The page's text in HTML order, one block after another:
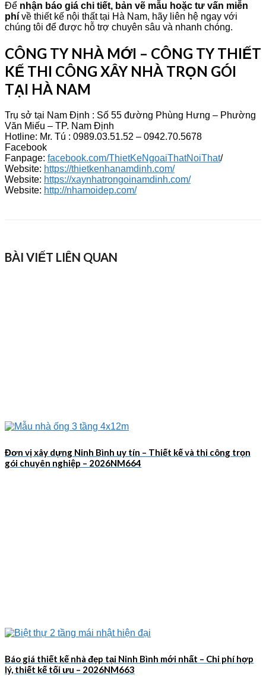
Để nhận báo giá chi tiết, bản vẽ mẫu hoặc tư vấn miễn
phí về thiết kế nội thất tại Hà Nam, hãy liên hệ ngay với
chúng tôi để được hỗ trợ chuyên sâu và nhanh chóng.
CÔNG TY NHÀ MỚI – CÔNG TY THIẾT
KẾ THI CÔNG XÂY NHÀ TRỌN GÓI
TẠI HÀ NAM
Trụ sở tại Nam Định : Số 55 đường Phùng Hưng – Phường
Văn Miếu – TP. Nam Định
Hotline: Mr. Tú : 0989.03.51.52 – 0942.70.5678
Facebook
Fanpage: facebook.com/ThietKeNgoaiThatNoiThat/
Website: https://thietkenhanamdinh.com/
Website: https://xaynhatrongoinamdinh.com/
Website: http://nhamoidep.com/
BÀI VIẾT LIÊN QUAN
Đơn vị xây dựng Ninh Bình uy tín – Thiết kế và thi công trọn
gói chuyên nghiệp – 2026NM664
Báo giá thiết kế nhà đẹp tại Ninh Bình mới nhất – Chi phí hợp
lý, thiết kế tối ưu – 2026NM663